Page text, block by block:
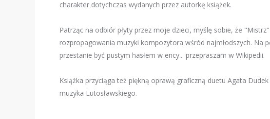
charakter dotychczas wydanych przez autorkę książek.
Patrząc na odbiór płyty przez moje dzieci, myślę sobie, że
rozpropagowania muzyki kompozytora wśród najmłodszych. Na
przestanie być pustym hasłem w ency... przepraszam w Wikipedii.
Książka przyciąga też piękną oprawą graficzną duetu Agata
muzyka Lutosławskiego.